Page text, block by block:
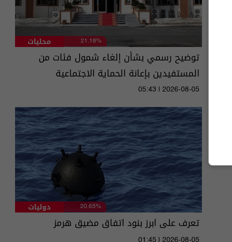
محليات 21.18%
توضيح رسمي بشأن إلغاء شمول فئات من
المستفيدين بإعانة الحماية الاجتماعية
05:43 | 2026-08-05
دوليات 20.65%
تعرف على ابرز بنود اتفاق مضيق هرمز
01:45 | 2026-08-05